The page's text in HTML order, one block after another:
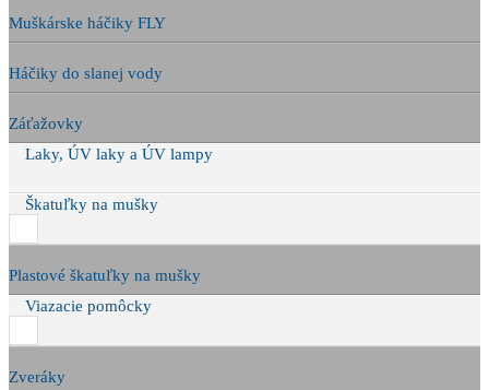
Muškárske háčiky FLY
Háčiky do slanej vody
Záťažovky
Laky, ÚV laky a ÚV lampy
Škatuľky na mušky
Plastové škatuľky na mušky
Viazacie pomôcky
Zveráky